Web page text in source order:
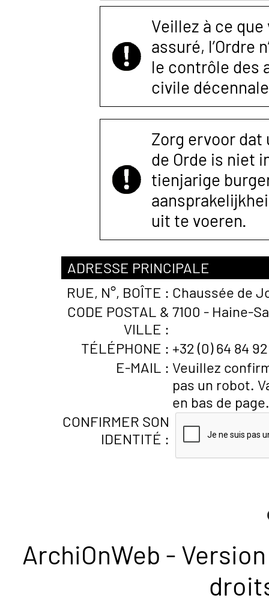
Veillez à ce
assuré, l’Ordre
le contrôle des
civile
Zorg ervoor
de Orde is niet
tienjarige
uit te voeren.
ADRESSE PRINCIPALE
RUE, N°, BOÎTE : Chaussée de
CODE POSTAL &
VILLE :
7100 - Haine-
TÉLÉPHONE : +32 (0) 64 84
E-MAIL : Veuillez
pas un robot.
en bas de page.
CONFIRMER SON
IDENTITÉ :
ArchiOnWeb -